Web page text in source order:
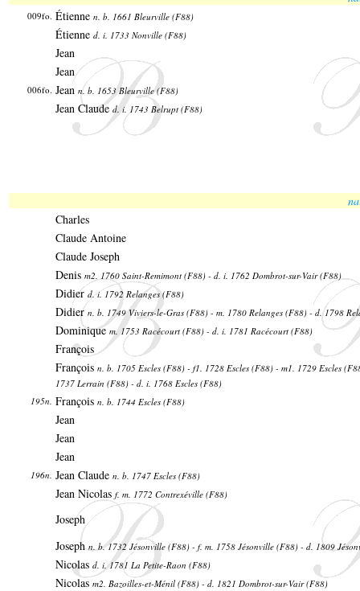
009fo. Étienne n. b. 1661 Bleurville (F88)
Étienne d. i. 1733 Nonville (F88)
Jean
Jean
006fo. Jean n. b. 1653 Bleurville (F88)
Jean Claude d. i. 1743 Belrupt (F88)
Charles
Claude Antoine
Claude Joseph
Denis m2. 1760 Saint-Remimont (F88) - d. i. 1762 Dombrot-sur-Vair (F88)
Didier d. i. 1792 Relanges (F88)
Didier n. b. 1749 Viviers-le-Gras (F88) - m. 1780 Relanges (F88) - d. 1798
Dominique m. 1753 Racécourt (F88) - d. i. 1781 Racécourt (F88)
François
François n. b. 1705 Escles (F88) - f1. 1728 Escles (F88) - m1. 1729 Escles
1737 Lerrain (F88) - d. i. 1768 Escles (F88)
195n. François n. b. 1744 Escles (F88)
Jean
Jean
Jean
196n. Jean Claude n. b. 1747 Escles (F88)
Jean Nicolas f. m. 1772 Contrexéville (F88)
Joseph
Joseph n. b. 1732 Jésonville (F88) - f. m. 1758 Jésonville (F88) - d. 1809
Nicolas d. i. 1781 La Petite-Raon (F88)
Nicolas m2. Bazoilles-et-Ménil (F88) - d. 1821 Dombrot-sur-Vair (F88)